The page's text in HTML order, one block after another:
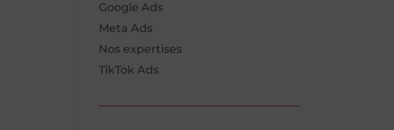
Google Ads
Meta Ads
Nos expertises
TikTok Ads